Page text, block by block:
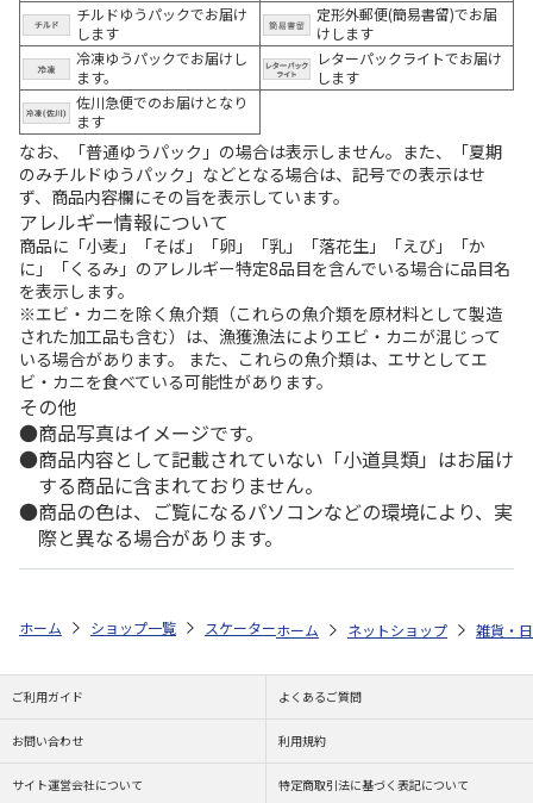
チルドゆうパックでお届け
します
定形外郵便(簡易書留)でお届
けします
冷凍ゆうパックでお届けし
ます。
レターパックライトでお届け
します
佐川急便でのお届けとなり
ます
なお、「普通ゆうパック」の場合は表示しません。また、「夏期
のみチルドゆうパック」などとなる場合は、記号での表示はせ
ず、商品内容欄にその旨を表示しています。
アレルギー情報について
商品に「小麦」「そば」「卵」「乳」「落花生」「えび」「か
に」「くるみ」のアレルギー特定8品目を含んでいる場合に品目名
を表示します。
※エビ・カニを除く魚介類（これらの魚介類を原材料として製造
された加工品も含む）は、漁獲漁法によりエビ・カニが混じって
いる場合があります。 また、これらの魚介類は、エサとしてエ
ビ・カニを食べている可能性があります。
その他
商品写真はイメージです。
商品内容として記載されていない「小道具類」はお届け
する商品に含まれておりません。
商品の色は、ご覧になるパソコンなどの環境により、実
際と異なる場合があります。
ホーム ショップ一覧 スケーター 抗菌音のならないコンビセット 箸
ホーム ネットショップ 雑貨・
ご利用ガイド よくあるご質問
お問い合わせ 利用規約
サイト運営会社について 特定商取引法に基づく表記について